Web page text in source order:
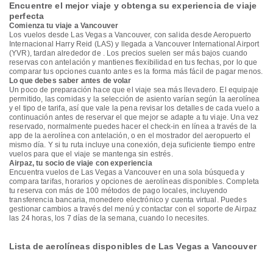
Encuentre el mejor viaje y obtenga su experiencia de viaje
perfecta
Comienza tu viaje a Vancouver
Los vuelos desde Las Vegas a Vancouver, con salida desde Aeropuerto
Internacional Harry Reid (LAS) y llegada a Vancouver International Airport
(YVR), tardan alrededor de . Los precios suelen ser más bajos cuando
reservas con antelación y mantienes flexibilidad en tus fechas, por lo que
comparar tus opciones cuanto antes es la forma más fácil de pagar menos.
Lo que debes saber antes de volar
Un poco de preparación hace que el viaje sea más llevadero. El equipaje
permitido, las comidas y la selección de asiento varían según la aerolínea
y el tipo de tarifa, así que vale la pena revisar los detalles de cada vuelo a
continuación antes de reservar el que mejor se adapte a tu viaje. Una vez
reservado, normalmente puedes hacer el check-in en línea a través de la
app de la aerolínea con antelación, o en el mostrador del aeropuerto el
mismo día. Y si tu ruta incluye una conexión, deja suficiente tiempo entre
vuelos para que el viaje se mantenga sin estrés.
Airpaz, tu socio de viaje con experiencia
Encuentra vuelos de Las Vegas a Vancouver en una sola búsqueda y
compara tarifas, horarios y opciones de aerolíneas disponibles. Completa
tu reserva con más de 100 métodos de pago locales, incluyendo
transferencia bancaria, monedero electrónico y cuenta virtual. Puedes
gestionar cambios a través del menú y contactar con el soporte de Airpaz
las 24 horas, los 7 días de la semana, cuando lo necesites.
Lista de aerolíneas disponibles de Las Vegas a Vancouver